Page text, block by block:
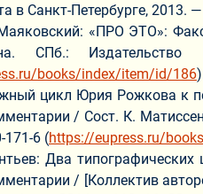
в Санкт-Петербурге, 2013.
«ПРО ЭТО»:
СПб.:
books/index/item/id/186
цикл Юрия Рожкова к
/ Сост. К.
171-6 (https://eupress.ru/
Два
/ [Коллектив